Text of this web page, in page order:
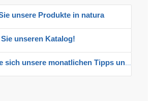
unsere Produkte in natura
unseren Katalog!
unsere monatlichen Tipps und Angebote